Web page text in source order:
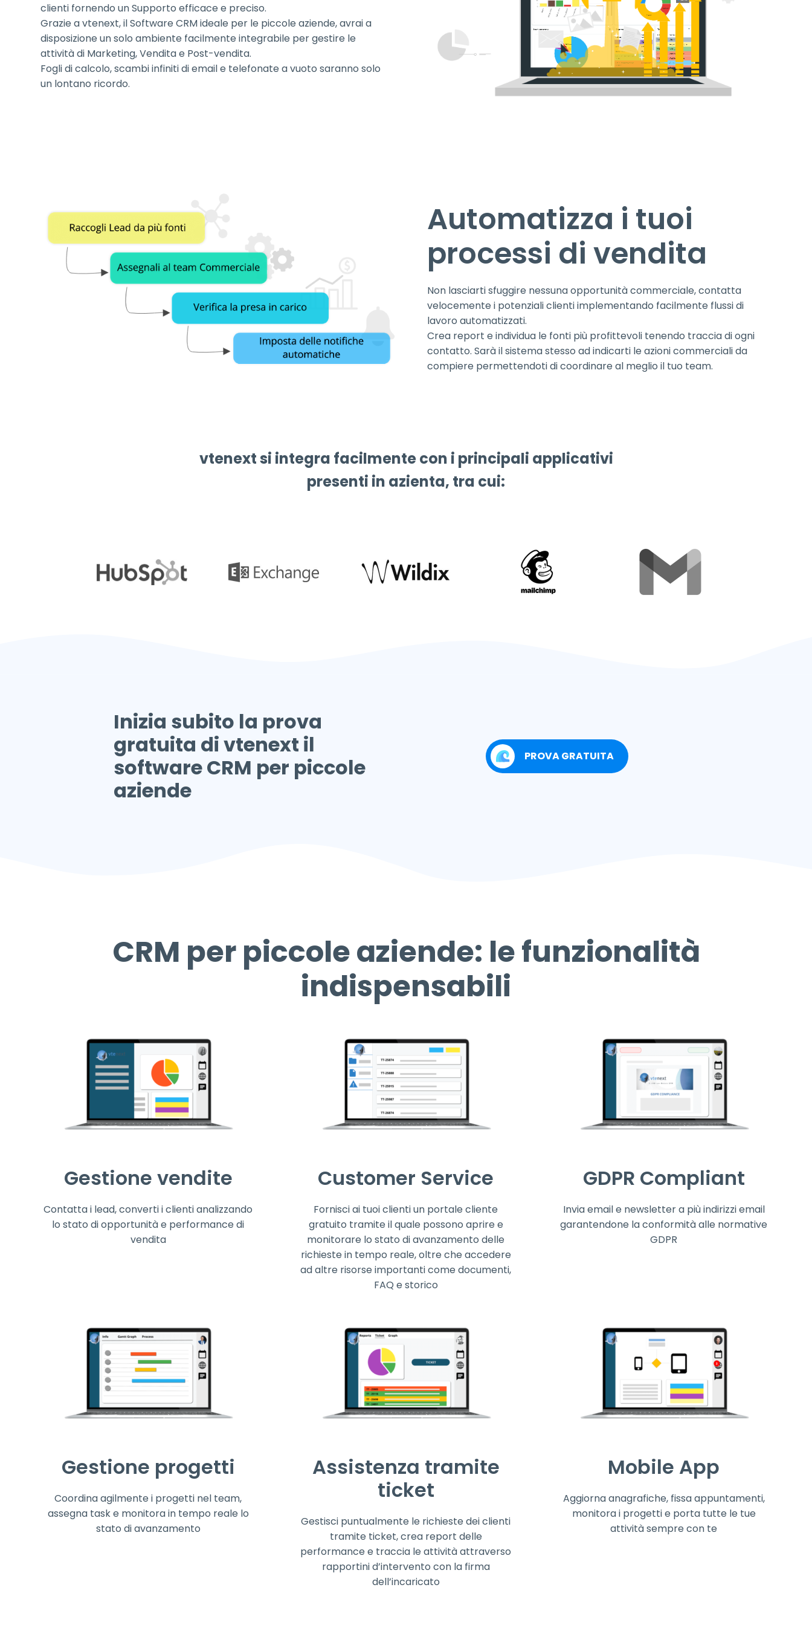
clienti fornendo un Supporto efficace e preciso.
Grazie a vtenext, il Software CRM ideale per le piccole aziende, avrai a
disposizione un solo ambiente facilmente integrabile per gestire le
attività di Marketing, Vendita e Post-vendita.
Fogli di calcolo, scambi infiniti di email e telefonate a vuoto saranno solo
un lontano ricordo.
Automatizza i tuoi
processi di vendita
Non lasciarti sfuggire nessuna opportunità commerciale, contatta
velocemente i potenziali clienti implementando facilmente flussi di
lavoro automatizzati.
Crea report e individua le fonti più profittevoli tenendo traccia di ogni
contatto. Sarà il sistema stesso ad indicarti le azioni commerciali da
compiere permettendoti di coordinare al meglio il tuo team.
vtenext si integra facilmente con i principali applicativi
presenti in azienta, tra cui:
Inizia subito la prova
gratuita di vtenext il
software CRM per piccole
aziende
PROVA GRATUITA
CRM per piccole aziende: le funzionalità
indispensabili
Gestione vendite
Contatta i lead, converti i clienti analizzando
lo stato di opportunità e performance di
vendita
Customer Service
Fornisci ai tuoi clienti un portale cliente
gratuito tramite il quale possono aprire e
monitorare lo stato di avanzamento delle
richieste in tempo reale, oltre che accedere
ad altre risorse importanti come documenti,
FAQ e storico
GDPR Compliant
Invia email e newsletter a più indirizzi email
garantendone la conformità alle normative
GDPR
Gestione progetti
Coordina agilmente i progetti nel team,
assegna task e monitora in tempo reale lo
stato di avanzamento
Assistenza tramite
ticket
Gestisci puntualmente le richieste dei clienti
tramite ticket, crea report delle
performance e traccia le attività attraverso
rapportini d’intervento con la firma
dell’incaricato
Mobile App
Aggiorna anagrafiche, fissa appuntamenti,
monitora i progetti e porta tutte le tue
attività sempre con te